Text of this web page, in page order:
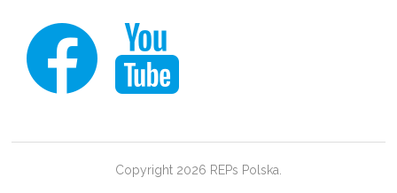
Copyright 2026 REPs Polska.